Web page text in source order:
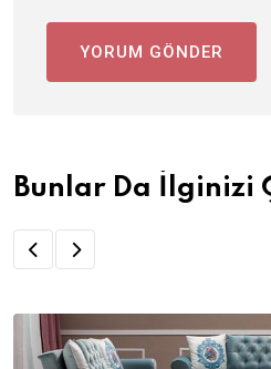
Bunlar Da İlginizi